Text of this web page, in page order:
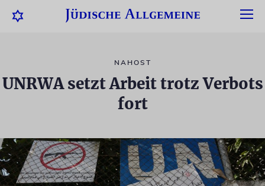
NAHOST
UNRWA setzt Arbeit trotz Verbots
fort